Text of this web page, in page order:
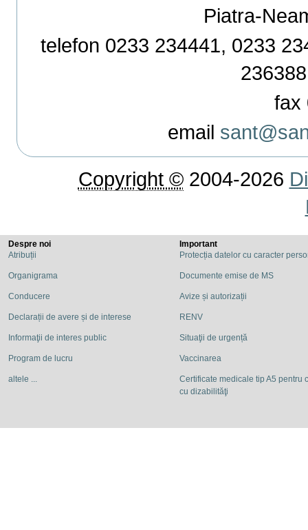
Piatra-
telefon 0233 234441, 0233
fax
email
Copyright ©2004-2026
Despre noi
Atribuții
Organigrama
Conducere
Declarații de avere și de interese
Informaţii de interes public
Program de lucru
altele ...
Important
Protecția datelor cu caracter
Documente emise de MS
Avize și autorizații
RENV
Situaţii de urgență
Vaccinarea
Certificate medicale tip A5 pentru
cu dizabilităţi